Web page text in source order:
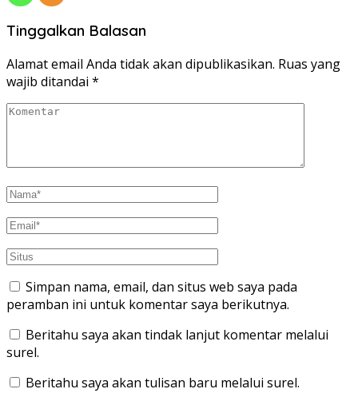
Tinggalkan Balasan
Alamat email Anda tidak akan dipublikasikan. Ruas yang
wajib ditandai *
Simpan nama, email, dan situs web saya pada
peramban ini untuk komentar saya berikutnya.
Beritahu saya akan tindak lanjut komentar melalui
surel.
Beritahu saya akan tulisan baru melalui surel.